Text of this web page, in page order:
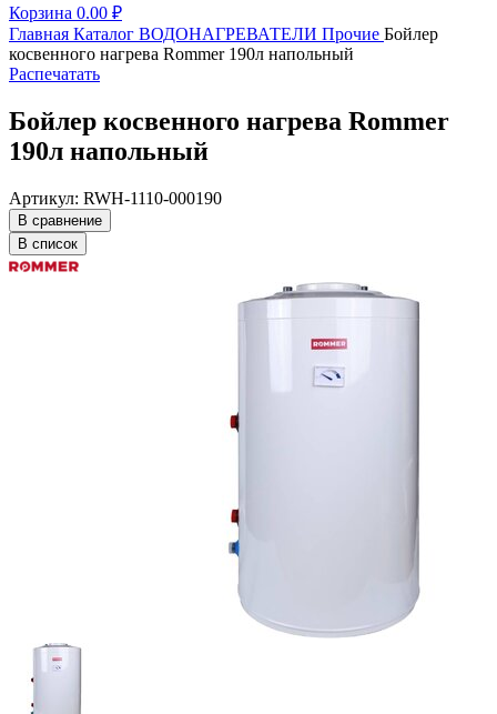
Корзина 0.00 ₽
Главная Каталог ВОДОНАГРЕВАТЕЛИ Прочие Бойлер
косвенного нагрева Rommer 190л напольный
Распечатать
Бойлер косвенного нагрева Rommer
190л напольный
Артикул: RWH-1110-000190
В сравнение
В список